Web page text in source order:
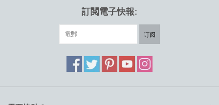
壓單板製成，儘管外形纖細，但強度、靈活性和耐用性都很好。 這
3107 具有細長而堅固的鋼管腿，與外殼的弧形輪廓相得益彰。 腿剛
好超出座椅邊緣，使椅子可以輕鬆排成一排或堆疊起來存放。 底座/
支架謹慎地安裝在座椅下方的圓盤上，進一步增強了 Jacobsen 設
訂閲電子快報:
订阅